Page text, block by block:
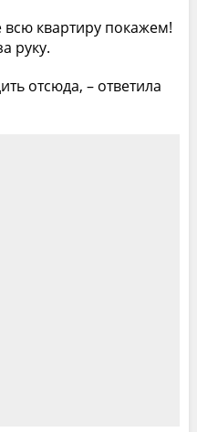
квартиру покажем!
руку.
отсюда, – ответила